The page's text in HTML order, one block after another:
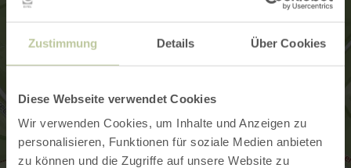
Zustimmung Details Über Cookies
Diese Webseite verwendet Cookies
Wir verwenden Cookies, um Inhalte und Anzeigen zu
personalisieren, Funktionen für soziale Medien anbieten
zu können und die Zugriffe auf unsere Website zu